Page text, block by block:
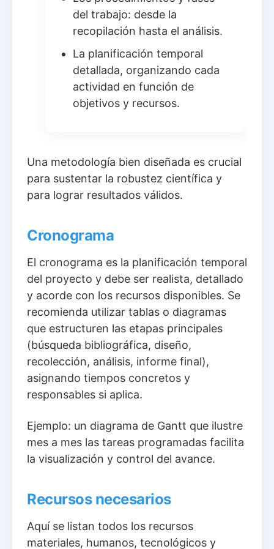
del trabajo: desde la
recopilación hasta el análisis.
La planificación temporal
detallada, organizando cada
actividad en función de
objetivos y recursos.
Una metodología bien diseñada es crucial
para sustentar la robustez científica y
para lograr resultados válidos.
Cronograma
El cronograma es la planificación temporal
del proyecto y debe ser realista, detallado
y acorde con los recursos disponibles. Se
recomienda utilizar tablas o diagramas
que estructuren las etapas principales
(búsqueda bibliográfica, diseño,
recolección, análisis, informe final),
asignando tiempos concretos y
responsables si aplica.
Ejemplo: un diagrama de Gantt que ilustre
mes a mes las tareas programadas facilita
la visualización y control del avance.
Recursos necesarios
Aquí se listan todos los recursos
materiales, humanos, tecnológicos y